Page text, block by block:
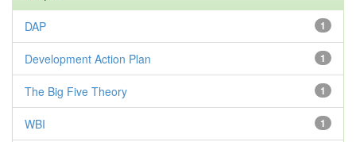
1
DAP
1
Development Action Plan
1
The Big Five Theory
1
WBI